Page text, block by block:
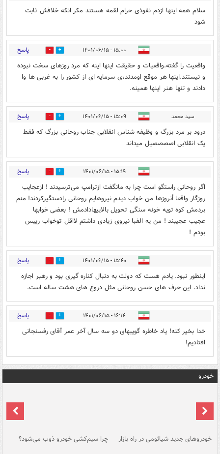
سلام همه اینها ازدم نفوذی حرام لقمه هستند مکر انکه خلافش ثابت
شود
۱۵:۰۰ - ۱۴۰۱/۰۶/۱۵ 2 پاسخ
واقعیت را گفته.واقعیات و حقیقت اینها اینه که مرد روزهای سخت نبوده
و نیستند.اینها هر موقع اومدند،ی سرمایه ای از کشور را به غربی ها وا
دادند و تنها هنر اینها همینه.
سید محمد ۱۵:۰۹ - ۱۴۰۱/۰۶/۱۵ 1 پاسخ
درود بر مرد بزرگ و وظیفه شناس انقلابی جناب روحانی بزرگ که فقط
یک انقلابی اصصصصیل میداند
۱۵:۱۹ - ۱۴۰۱/۰۶/۱۵ 0 پاسخ
اگر روحانی راستگو است چرا به مانگفت ازترامپ می‌ترسیدند ! ازعجایب
روزگار واقعا أنروزها من خواب دیدم نیروهایم روحانی رادستگیرکردند! منم
بردمش کوه تویه خونه سنگی تحویل بالاییهادادمش ! بعضی خوابها
عجیب عجیبند ! من یه الفبا نیروی زیادی داشتم لااقل توخواب رییس
بودم !
۱۵:۴۰ - ۱۴۰۱/۰۶/۱۵ 2 پاسخ
اینطور نبود. یادم هست که دولت به دنبال کناره گیری بود و رهبر اجازه
نداد. این حرف های حسن روحانی مثل دروغ های هشت ساله است.
۱۶:۱۴ - ۱۴۰۱/۰۶/۱۵ 1 پاسخ
خدا بخیر کنه! یاد خاطره گوییهای دو سه سال آخر عمر آقای رفسنجانی
افتادیم!
خودرو
خودروهای جدید شیائومی در راه بازار چرا سیم‌کشی خودرو ذوب می‌شود؟